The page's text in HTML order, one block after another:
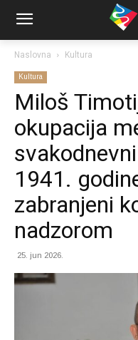
Naslovna Kultura
Kultura
Miloš
okupacija
1941.
zabranjeni
nadzorom
25. jun 2026.